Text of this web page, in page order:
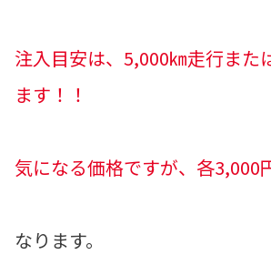
注入目安は、5,000㎞走行また
ます！！
気になる価格ですが、各3,000
なります。